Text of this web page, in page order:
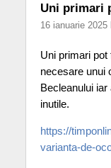
Uni primari
16 ianuarie 2025
Uni primari
necesare unui
Becleanului
inutile.
https://
varianta-de-